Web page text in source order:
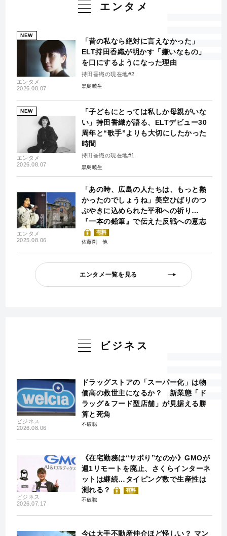
エンタメ
NEW
エンタメ
2026.08.07
「昔の私なら絶対に言えなかった」
ELT持田香織が明かす「嫌いなもの」
を口にするようになった理由
持田香織の現在地#2
黒島暁生
NEW
エンタメ
2026.08.07
「子どもにとっては私しか母親がいな
い」持田香織が語る、ELTデビュー30
周年と“歌手”よりも大切にしたかった
時間
持田香織の現在地#1
黒島暁生
エンタメ
2025.08.06
「あの時、広島の人たちは、もっと熱
かったのでしょうね」美空ひばりのつ
ぶやきに込められた平和への祈り…
『一本の鉛筆』で伝えた反戦への意志
有料
佐藤剛
エンタメ一覧を見る
ビジネス
ビジネス
2026.08.06
ドラッグストアの「スーパー化」は物
価高の救世主になるか？ 新業態「ド
ラッグ＆フード型店舗」が見据える勝
算と死角
不破聡
ビジネス
2026.07.17
《在宅勤務は“サボり”なのか》GMOが
週1リモートを廃止、さくらインターネ
ットは継続…タイピング数で生産性は
測れる？
有料
不破聡
今は大手不動産仲介ほど怪しい？ マン